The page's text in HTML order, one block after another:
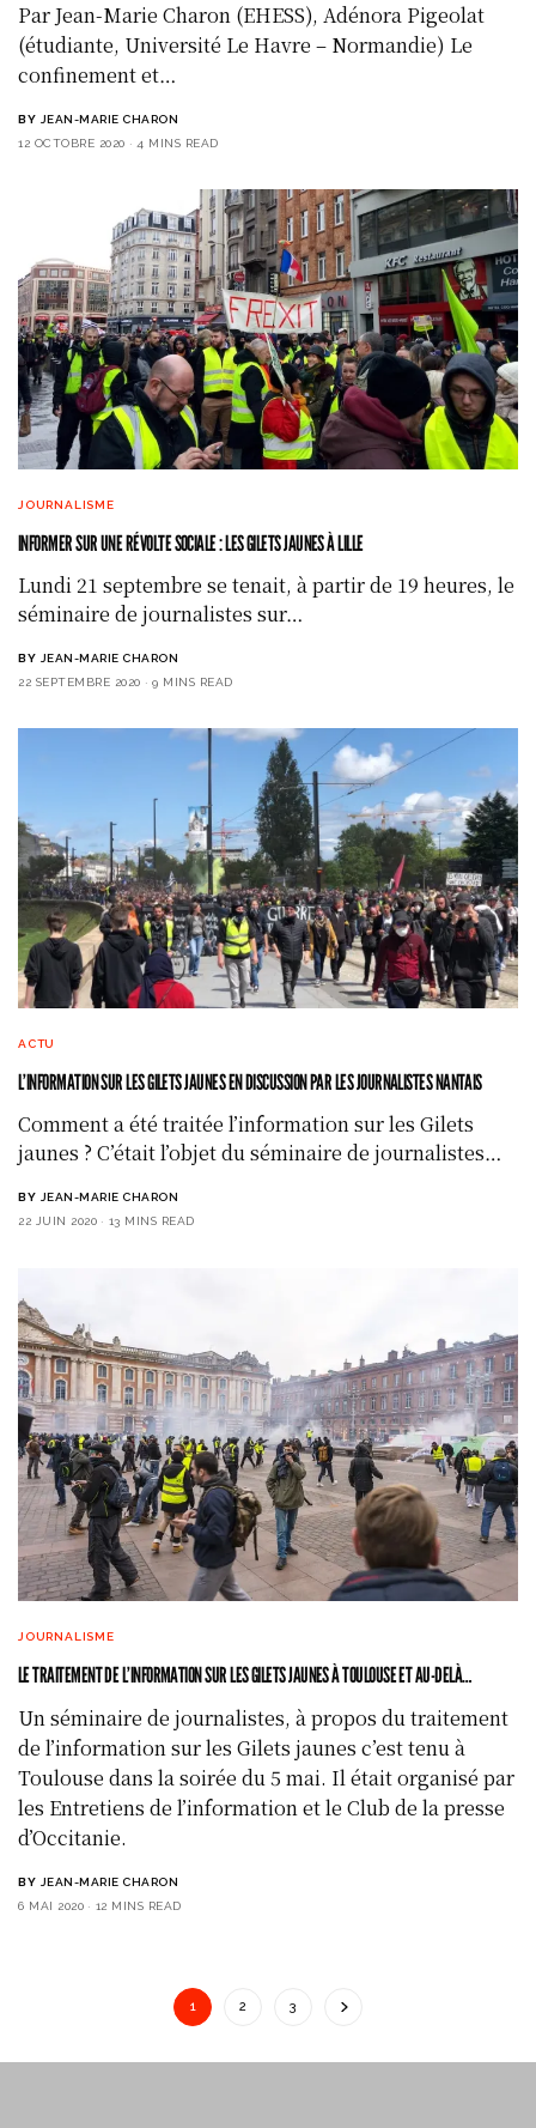
Par Jean-Marie Charon (EHESS), Adénora Pigeolat
(étudiante, Université Le Havre – Normandie) Le
confinement et…
BY JEAN-MARIE CHARON
12 OCTOBRE 2020
4 MINS READ
JOURNALISME
INFORMER SUR UNE RÉVOLTE SOCIALE : LES GILETS JAUNES À LILLE
Lundi 21 septembre se tenait, à partir de 19 heures, le
séminaire de journalistes sur…
BY JEAN-MARIE CHARON
22 SEPTEMBRE 2020
9 MINS READ
ACTU
L’INFORMATION SUR LES GILETS JAUNES EN DISCUSSION PAR LES JOURNALISTES NANTAIS
Comment a été traitée l’information sur les Gilets
jaunes ? C’était l’objet du séminaire de journalistes…
BY JEAN-MARIE CHARON
22 JUIN 2020
13 MINS READ
JOURNALISME
LE TRAITEMENT DE L’INFORMATION SUR LES GILETS JAUNES À TOULOUSE ET AU-DELÀ…
Un séminaire de journalistes, à propos du traitement
de l’information sur les Gilets jaunes c’est tenu à
Toulouse dans la soirée du 5 mai. Il était organisé par
les Entretiens de l’information et le Club de la presse
d’Occitanie.
BY JEAN-MARIE CHARON
6 MAI 2020
12 MINS READ
1 2 3